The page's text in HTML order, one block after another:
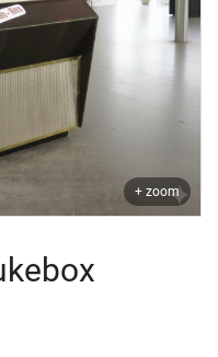
+ zoom